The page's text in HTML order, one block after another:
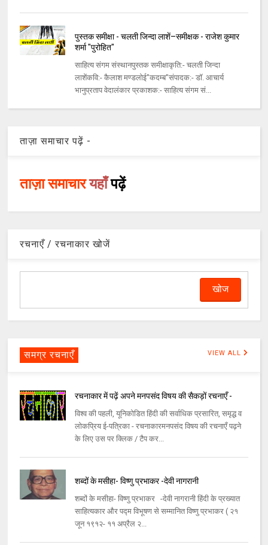
पुस्तक समीक्षा - चलती जिन्दा लाशें–समीक्षक - राजेश कुमार
शर्मा "पुरोहित"
साहित्य संगम संस्थानपुस्तक समीक्षाकृति:- चलती जिन्दा
लाशेंकवि:- कैलाश मण्डलोई"कदम्ब"संपादक:- डॉ. आचार्य
भानुप्रताप वेदालंकार प्रकाशक:- साहित्य संगम सं...
ताज़ा समाचार पढ़ें -
ताज़ा समाचारयहाँपढ़ें
रचनाएँ / रचनाकार खोजें
समग्र रचनाएँ VIEW ALL
रचनाकार में पढ़ें अपने मनपसंद विषय की सैकड़ों रचनाएँ -
विश्व की पहली, यूनिकोडित हिंदी की सर्वाधिक प्रसारित, समृद्ध व
लोकप्रिय ई-पत्रिका - रचनाकारमनपसंद विषय की रचनाएँ पढ़ने
के लिए उस पर क्लिक / टैप कर...
शब्दों के मसीहा- विष्णु प्रभाकर -देवी नागरानी
शब्दों के मसीहा- विष्णु प्रभाकर -देवी नागरानी हिंदी के प्रख्यात
साहित्यकार और पद्म विभूषण से सम्मानित विष्णु प्रभाकर ( २१
जून १९१२- ११ अप्रैल २...